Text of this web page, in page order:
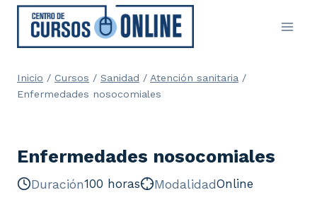
Saltar
contenido
Inicio / Cursos / Sanidad / Atención sanitaria /
Enfermedades nosocomiales
Enfermedades nosocomiales
Duración100 horas ModalidadOnline